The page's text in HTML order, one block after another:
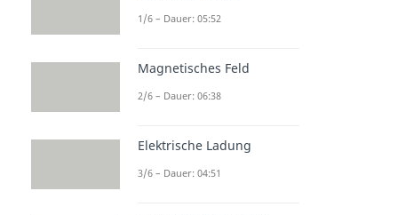
1/6 – Dauer: 05:52
Magnetisches Feld
2/6 – Dauer: 06:38
Elektrische Ladung
3/6 – Dauer: 04:51